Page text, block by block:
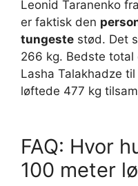
Leonid Taranenko
er faktisk den
tungeste stød. Det
266 kg. Bedste
Lasha Talakhadze
løftede 477 kg
FAQ: Hvor
100 meter